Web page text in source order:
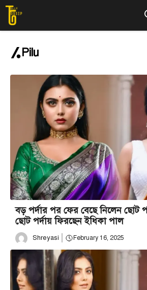
Skip
content
Pilu
বড় পর্দার পর ফের বেছে নিলেন ছোট
ছোট পর্দায় ফিরছেন ইধিকা পাল
Shreyasi February 16, 2025